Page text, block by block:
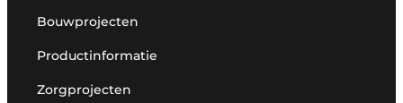
Bouwprojecten
Productinformatie
Zorgprojecten